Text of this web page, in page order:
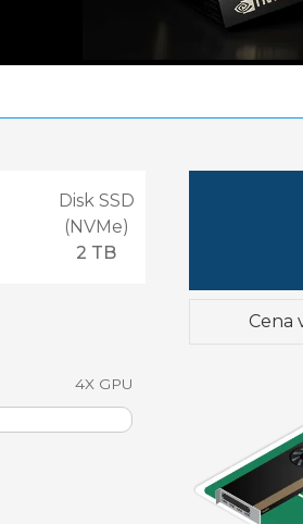
Disk SSD
(NVMe)
2 TB
4X GPU
Cena